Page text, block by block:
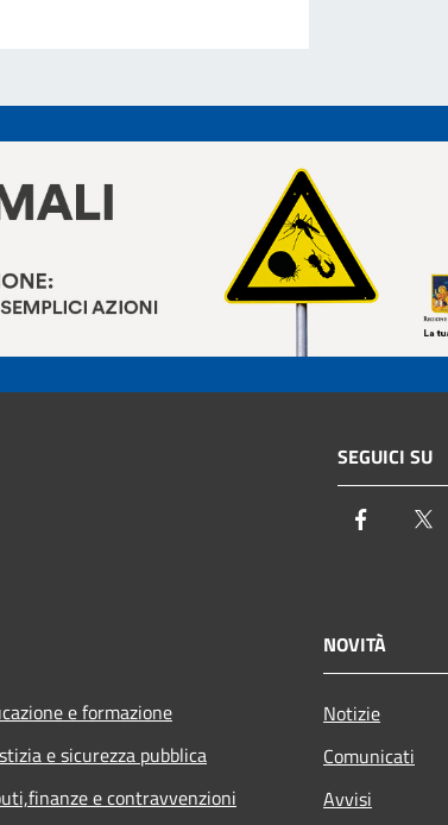
SEGUICI SU
Facebook
e formazione
e sicurezza pubblica
e contravvenzioni
NOVITÀ
Notizie
Comunicati
Avvisi